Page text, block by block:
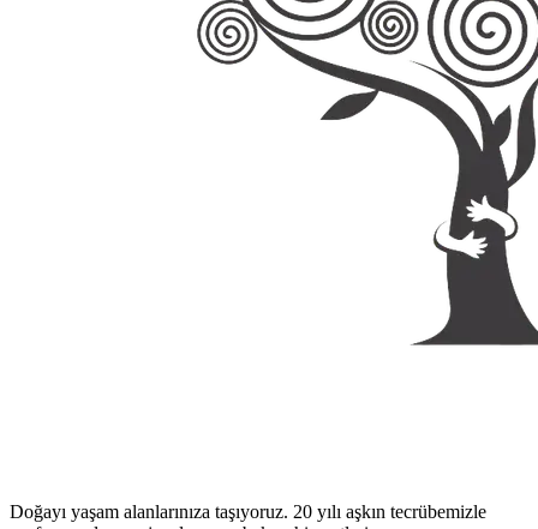
Doğayı yaşam alanlarınıza taşıyoruz. 20 yılı aşkın tecrübemizle